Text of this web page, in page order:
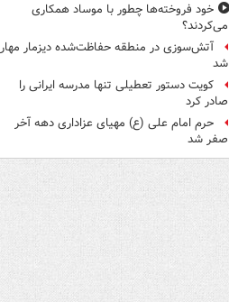
خود فروخته‌ها چطور با موساد همکاری
می‌کردند؟
آتش‌سوزی در منطقه حفاظت‌شده دیزمار مهار
شد
کویت دستور تعطیلی تنها مدرسه ایرانی را
صادر کرد
حرم امام علی (ع) مهیای عزاداری دهه آخر
صفر شد